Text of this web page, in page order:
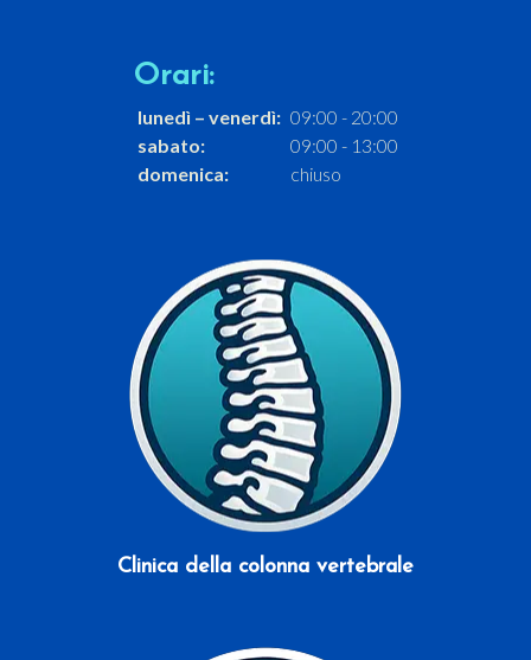
Orari:
lunedì – venerdì: 09:00 - 20:00
sabato:
09:00 - 13:00
domenica:
chiuso
Clinica della colonna vertebrale
Scopri di più
Scopri di più